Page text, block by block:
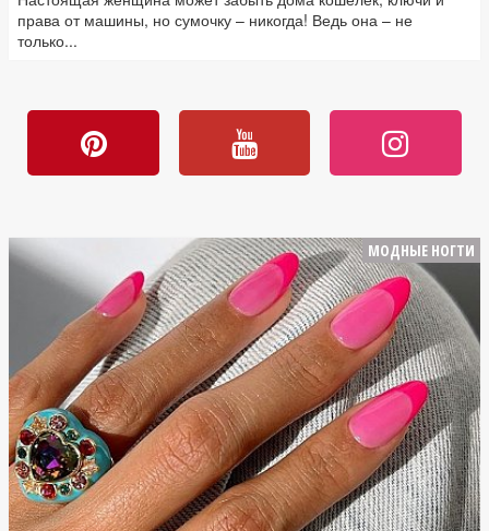
права от машины, но сумочку – никогда! Ведь она – не
только...
МОДНЫЕ НОГТИ